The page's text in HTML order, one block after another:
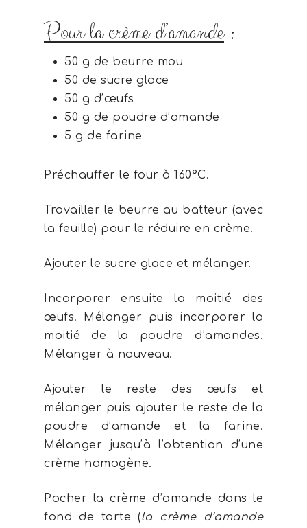
Pour la crème d’amande:
50 g de beurre mou
50 de sucre glace
50 g d’œufs
50 g de poudre d’amande
5 g de farine
Préchauffer le four à 160°C.
Travailler le beurre au batteur (avec
la feuille) pour le réduire en crème.
Ajouter le sucre glace et mélanger.
Incorporer ensuite la moitié des
œufs. Mélanger puis incorporer la
moitié de la poudre d’amandes.
Mélanger à nouveau.
Ajouter le reste des œufs et
mélanger puis ajouter le reste de la
poudre d’amande et la farine.
Mélanger jusqu’à l’obtention d’une
crème homogène.
Pocher la crème d’amande dans le
fond de tarte (la crème d’amande